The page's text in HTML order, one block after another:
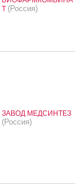
Т (Россия)
ЗАВОД МЕДСИНТЕЗ
(Россия)